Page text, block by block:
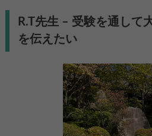
R.T先生 – 受験を通して
を伝えたい